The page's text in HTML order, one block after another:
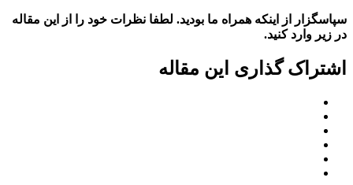
سپاسگزار از اینکه همراه ما بودید. لطفا نظرات خود را از این مقاله
در زیر وارد کنید.
اشتراک گذاری این مقاله